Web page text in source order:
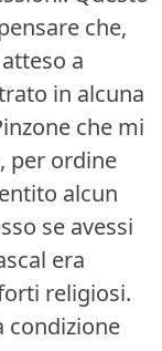
che,
a
in alcuna
che mi
per ordine
alcun
se avessi
era
religiosi.
condizione